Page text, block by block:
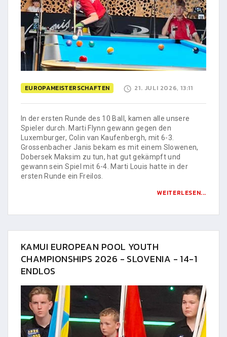
EUROPAMEISTERSCHAFTEN 21. JULI 2026, 13:11
In der ersten Runde des 10 Ball, kamen alle unsere
Spieler durch. Marti Flynn gewann gegen den
Luxemburger, Colin van Kaufenbergh, mit 6-3.
Grossenbacher Janis bekam es mit einem Slowenen,
Dobersek Maksim zu tun, hat gut gekämpft und
gewann sein Spiel mit 6-4. Marti Louis hatte in der
ersten Runde ein Freilos.
WEITERLESEN...
KAMUI EUROPEAN POOL YOUTH
CHAMPIONSHIPS 2026 - SLOVENIA - 14-1
ENDLOS